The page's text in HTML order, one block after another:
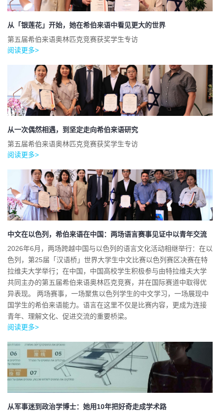
从「银莲花」开始，她在希伯来语中看见更大的世界
第五届希伯来语奥林匹克竞赛获奖学生专访
阅读更多>
从一次偶然相遇，到坚定走向希伯来语研究
第五届希伯来语奥林匹克竞赛获奖学生专访
阅读更多>
中文在以色列，希伯来语在中国：两场语言赛事见证中以青年交流
2026年6月，两场跨越中国与以色列的语言文化活动相继举行：在以
色列，第25届「汉语桥」世界大学生中文比赛以色列赛区决赛在特
拉维夫大学举行；在中国，中国高校学生积极参与由特拉维夫大学
共同主办的第五届希伯来语奥林匹克竞赛，并在国际赛道中取得优
异表现。 两场赛事，一场聚焦以色列学生的中文学习，一场展现中
国学生的希伯来语能力。语言在这里不仅是比赛内容，更成为连接
青年、理解文化、促进交流的重要桥梁。
阅读更多>
从军事迷到政治学博士：她用10年把好奇走成学术路